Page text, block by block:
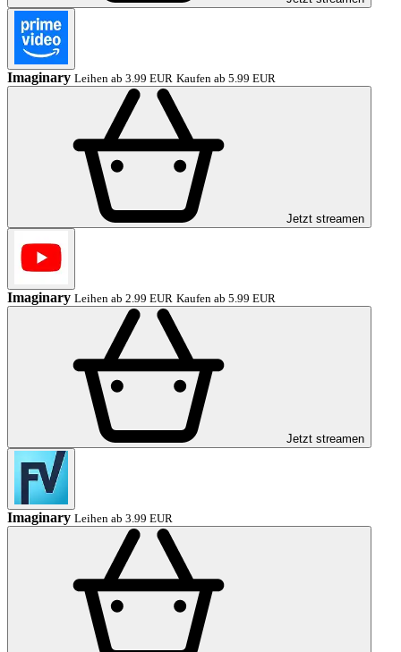
Imaginary Leihen ab 3.99 EUR Kaufen ab 5.99 EUR
Jetzt streamen
Imaginary Leihen ab 2.99 EUR Kaufen ab 5.99 EUR
Jetzt streamen
Imaginary Leihen ab 3.99 EUR